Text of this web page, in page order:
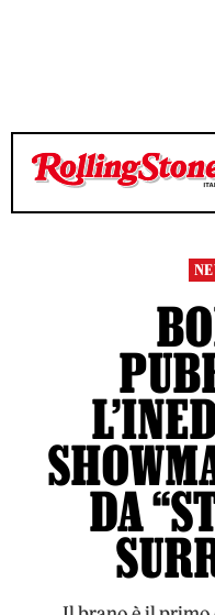
TEMPO DI LETTURA 3
TEMPO DI LETTURA 3
DA